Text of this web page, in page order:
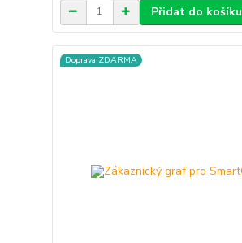
Přidat do košíku
Doprava ZDARMA